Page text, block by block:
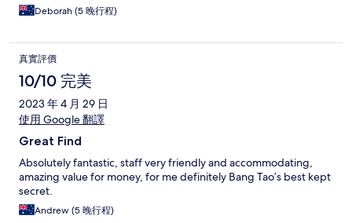
Deborah (5 晚行程)
真實評價
10/10 完美
2023 年 4 月 29 日
使用 Google 翻譯
Great Find
Absolutely fantastic, staff very friendly and accommodating,
amazing value for money, for me definitely Bang Tao’s best kept
secret.
Andrew (5 晚行程)